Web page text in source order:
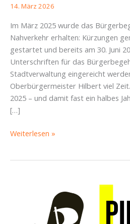
14. März 2026
Im März 2025 wurde das
Nahverkehr erhalten: Kürzungen
gestartet und bereits am 30. Juni
Unterschriften für das
Stadtverwaltung eingereicht
Oberbürgermeister Hilbert viel
2025 – und damit fast ein halbes
[…]
Dresdner
Weiterlesen »